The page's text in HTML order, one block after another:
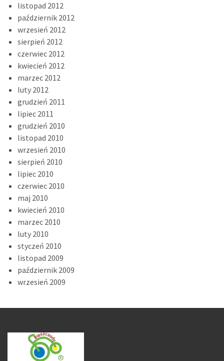
listopad 2012
październik 2012
wrzesień 2012
sierpień 2012
czerwiec 2012
kwiecień 2012
marzec 2012
luty 2012
grudzień 2011
lipiec 2011
grudzień 2010
listopad 2010
wrzesień 2010
sierpień 2010
lipiec 2010
czerwiec 2010
maj 2010
kwiecień 2010
marzec 2010
luty 2010
styczeń 2010
listopad 2009
październik 2009
wrzesień 2009